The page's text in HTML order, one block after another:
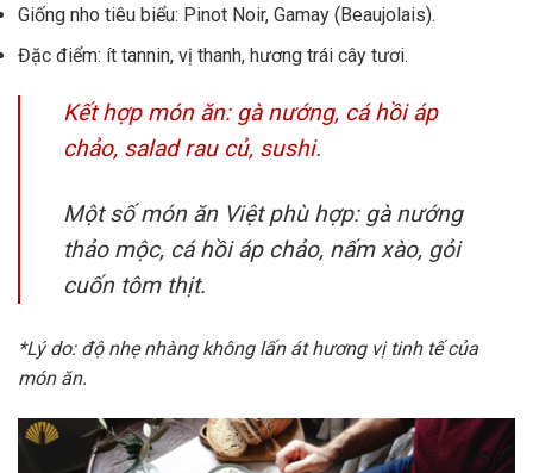
Giống nho tiêu biểu: Pinot Noir, Gamay (Beaujolais).
Đặc điểm: ít tannin, vị thanh, hương trái cây tươi.
Kết hợp món ăn: gà nướng, cá hồi áp
chảo, salad rau củ, sushi.
Một số món ăn Việt phù hợp: gà nướng
thảo mộc, cá hồi áp chảo, nấm xào, gỏi
cuốn tôm thịt.
*Lý do: độ nhẹ nhàng không lấn át hương vị tinh tế của
món ăn.